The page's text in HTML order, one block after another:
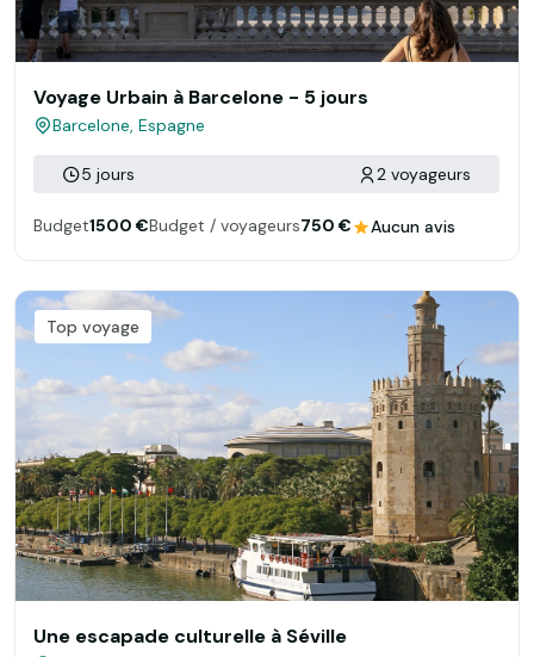
Voyage Urbain à Barcelone - 5 jours
Barcelone, Espagne
5 jours 2 voyageurs
Budget1500 €Budget / voyageurs750 € Aucun avis
Top voyage
Une escapade culturelle à Séville